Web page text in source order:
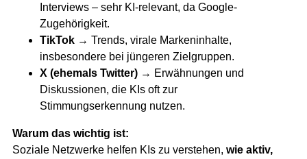
Interviews – sehr KI-relevant, da Google-
Zugehörigkeit.
TikTok→ Trends, virale Markeninhalte,
insbesondere bei jüngeren Zielgruppen.
X (ehemals Twitter)→ Erwähnungen und
Diskussionen, die KIs oft zur
Stimmungserkennung nutzen.
Warum das wichtig ist:
Soziale Netzwerke helfen KIs zu verstehen, wie aktiv,